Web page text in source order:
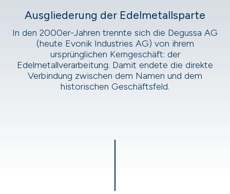
Ausgliederung der Edelmetallsparte
In den 2000er-Jahren trennte sich die Degussa AG
(heute Evonik Industries AG) von ihrem
ursprünglichen Kerngeschäft: der
Edelmetallverarbeitung. Damit endete die direkte
Verbindung zwischen dem Namen und dem
historischen Geschäftsfeld.